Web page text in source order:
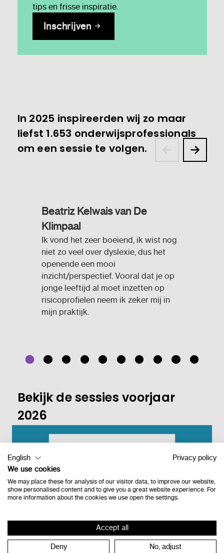
tips en frisse inspiratie.
Inschrijven
In 2025 inspireerden wij zo maar
liefst 1.653 onderwijsprofessionals
om een sessie te volgen.
Beatriz Kelwais van De
Klimpaal
Ik vond het zeer boeiend, ik wist nog
niet zo veel over dyslexie, dus het
openende een mooi
inzicht/perspectief. Vooral dat je op
jonge leeftijd al moet inzetten op
risicoprofielen neem ik zeker mij in
mijn praktijk.
Bekijk de sessies voorjaar
2026
English
Privacy policy
We use cookies
We may place these for analysis of our visitor data, to improve our website,
show personalised content and to give you a great website experience. For
more information about the cookies we use open the settings.
Accept all
Deny No, adjust